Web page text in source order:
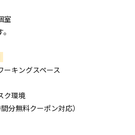
室
ーキングスペース
ク環境
分無料クーポン対応）